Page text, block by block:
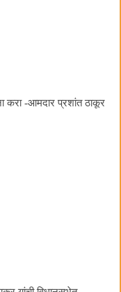
करा -आमदार प्रशांत ठाकूर